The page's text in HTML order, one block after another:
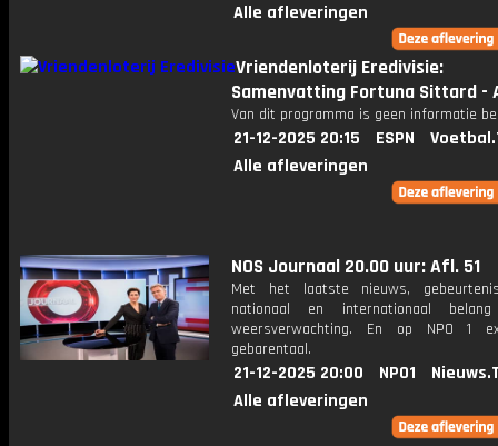
Alle afleveringen
Vriendenloterij Eredivisie:
Samenvatting Fortuna Sittard -
Van dit programma is geen informatie
21-12-2025 20:15 ESPN
Alle afleveringen
NOS Journaal 20.00 uur: Afl. 51
Met het laatste nieuws,
nationaal en internationaal
weersverwachting. En op NPO 1
gebarentaal.
21-12-2025 20:00 NPO1
Alle afleveringen